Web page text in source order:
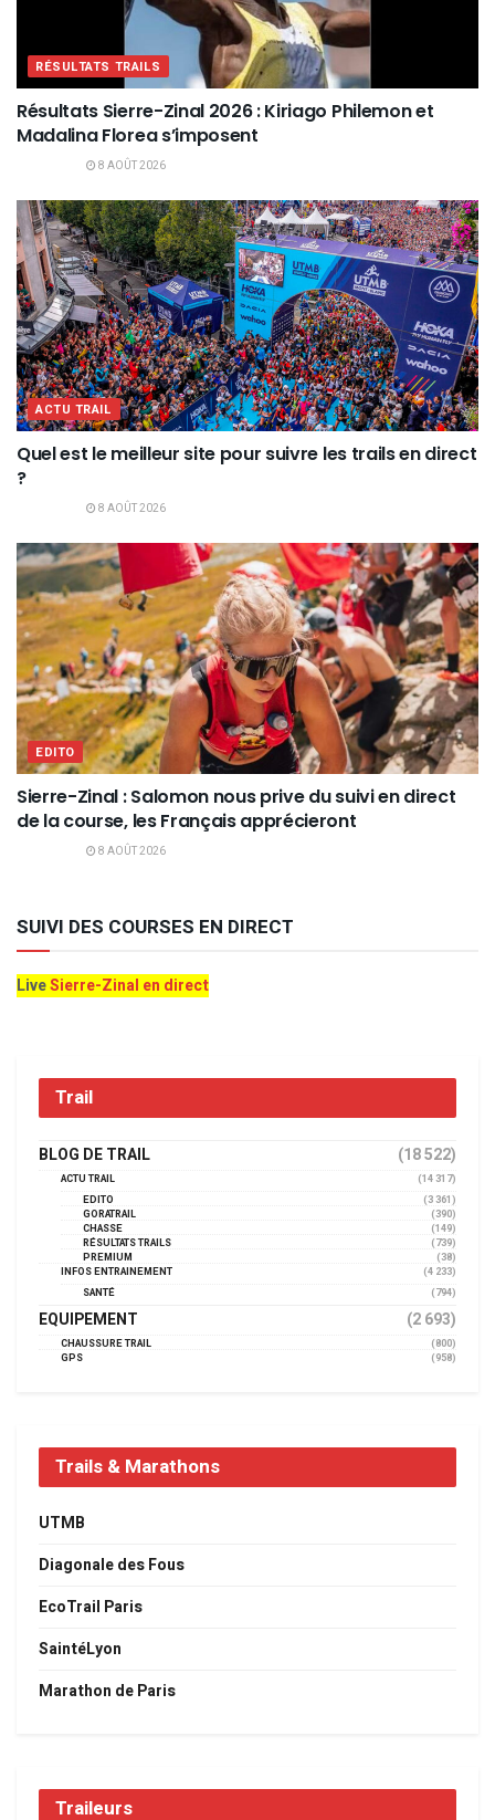
RÉSULTATS TRAILS
Résultats Sierre-Zinal 2026 : Kiriago Philemon et
Madalina Florea s’imposent
8 AOÛT 2026
ACTU TRAIL
Quel est le meilleur site pour suivre les trails en direct
?
8 AOÛT 2026
EDITO
Sierre-Zinal : Salomon nous prive du suivi en direct
de la course, les Français apprécieront
8 AOÛT 2026
SUIVI DES COURSES EN DIRECT
LiveSierre-Zinal en direct
Trail
BLOG DE TRAIL (18 522)
ACTU TRAIL
(14 317)
EDITO
(3 361)
GORATRAIL
(390)
CHASSE
(149)
RÉSULTATS TRAILS
(739)
PREMIUM
(38)
INFOS ENTRAINEMENT
(4 233)
SANTÉ
(794)
EQUIPEMENT (2 693)
CHAUSSURE TRAIL
(800)
GPS
(958)
Trails & Marathons
UTMB
Diagonale des Fous
EcoTrail Paris
SaintéLyon
Marathon de Paris
Traileurs